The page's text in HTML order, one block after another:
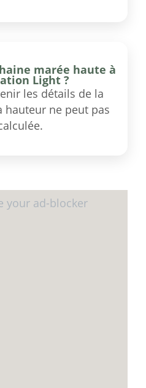
marée haute à
Light ?
les détails de la
hauteur ne peut pas